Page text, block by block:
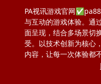
PA视讯游戏官网
与互动的游戏体验。通
面呈现，结合多场景切
受。以技术创新为核心
内容，让每一次体验都